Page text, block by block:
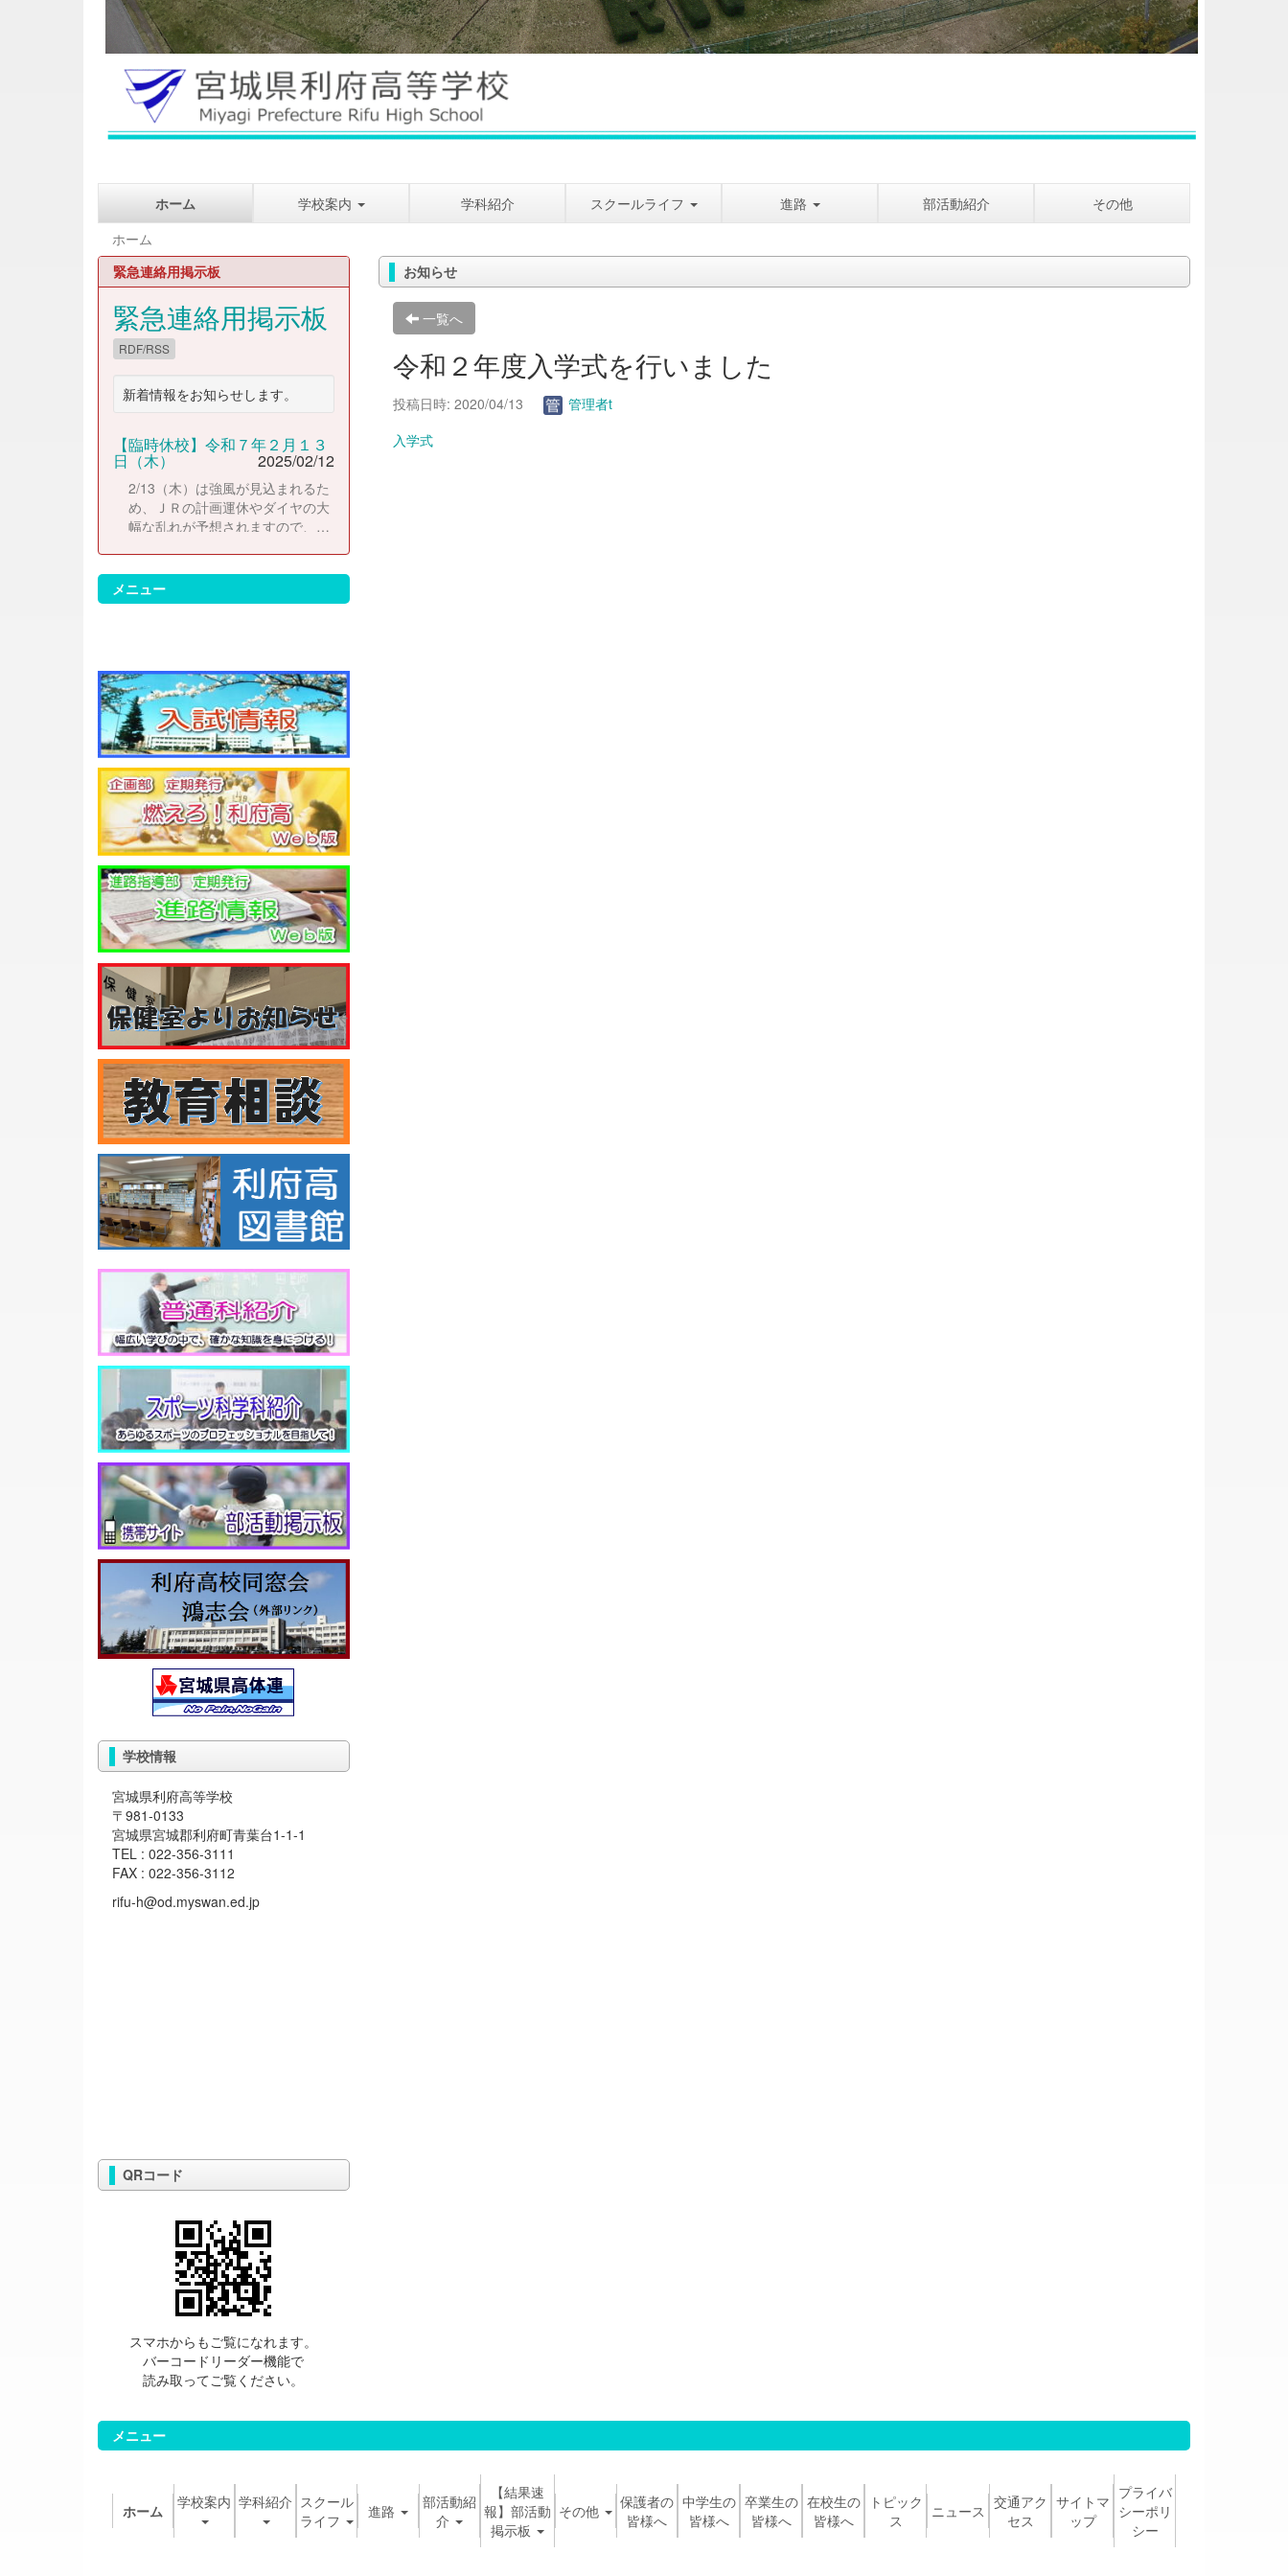
ホーム 学校案内 学科紹介 スクールライフ 進路 部活動紹介
その他
ホーム
お知らせ
一覧へ
令和２年度入学式を行いました
投稿日時: 2020/04/13
管理者t
入学式
緊急連絡用掲示板
緊急連絡用掲示板
RDF/RSS
新着情報をお知らせします。
【臨時休校】令和７年２月１３
日（木） 2025/02/12
2/13（木）は強風が見込まれるた
め、ＪＲの計画運休やダイヤの大
幅な乱れが予想されますので、臨
い。 なお、休校にともない考査日
程は以下のとおりに変更します。
メニュー
学校情報
宮城県利府高等学校
〒981-0133
宮城県宮城郡利府町青葉台1-1-1
TEL : 022-356-3111
FAX : 022-356-3112
rifu-h@od.myswan.ed.jp
QRコード
スマホからもご覧になれます。
バーコードリーダー機能で
読み取ってご覧ください。
メニュー
ホーム 学校案内 学科紹介 スクール
ライフ
進路
部活動紹
介
【結果速
報】部活動
掲示板
その他
保護者の
皆様へ
中学生の
皆様へ
卒業生の
皆様へ
在校生の
皆様へ
トピック
ス
ニュース 交通アク
セス
サイトマ
ップ
プライバ
シーポリ
シー